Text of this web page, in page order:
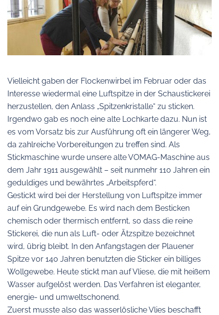
Vielleicht gaben der Flockenwirbel im Februar oder das
Interesse wiedermal eine Luftspitze in der Schaustickerei
herzustellen, den Anlass „Spitzenkristalle“ zu sticken.
Irgendwo gab es noch eine alte Lochkarte dazu. Nun ist
es vom Vorsatz bis zur Ausführung oft ein längerer Weg,
da zahlreiche Vorbereitungen zu treffen sind. Als
Stickmaschine wurde unsere alte VOMAG-Maschine aus
dem Jahr 1911 ausgewählt – seit nunmehr 110 Jahren ein
geduldiges und bewährtes „Arbeitspferd“.
Gestickt wird bei der Herstellung von Luftspitze immer
auf ein Grundgewebe. Es wird nach dem Besticken
chemisch oder thermisch entfernt, so dass die reine
Stickerei, die nun als Luft- oder Ätzspitze bezeichnet
wird, übrig bleibt. In den Anfangstagen der Plauener
Spitze vor 140 Jahren benutzten die Sticker ein billiges
Wollgewebe. Heute stickt man auf Vliese, die mit heißem
Wasser aufgelöst werden. Das Verfahren ist eleganter,
energie- und umweltschonend.
Zuerst musste also das wasserlösliche Vlies beschafft